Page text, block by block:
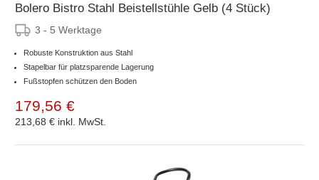
Bolero Bistro Stahl Beistellstühle Gelb (4 Stück)
3 - 5 Werktage
Robuste Konstruktion aus Stahl
Stapelbar für platzsparende Lagerung
Fußstopfen schützen den Boden
179,56 €
213,68 € inkl. MwSt.